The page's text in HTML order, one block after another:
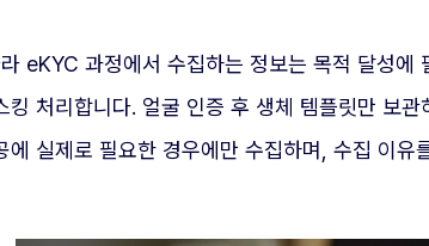
eKYC 과정에서 수집하는 정보는 목적 달성
처리합니다. 얼굴 인증 후 생체 템플릿만 보
실제로 필요한 경우에만 수집하며, 수집 이유